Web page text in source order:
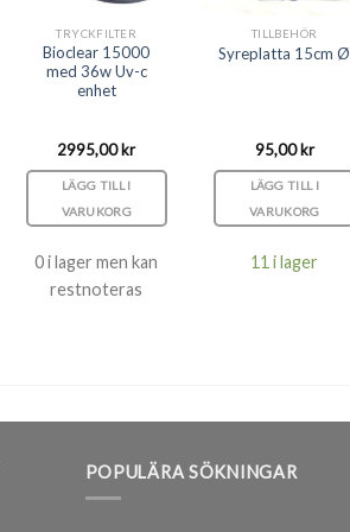
TRYCKFILTER
Bioclear 15000
med 36w Uv-c
enhet
2995,00kr
LÄGG TILL I
VARUKORG
0 i lager men kan
restnoteras
TILLBEHÖR
Syreplatta 15cm Ø
95,00kr
LÄGG TILL I
VARUKORG
11 i lager
POPULÄRA SÖKNINGAR